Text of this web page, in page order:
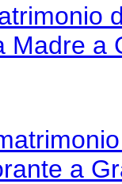
Madre a
a